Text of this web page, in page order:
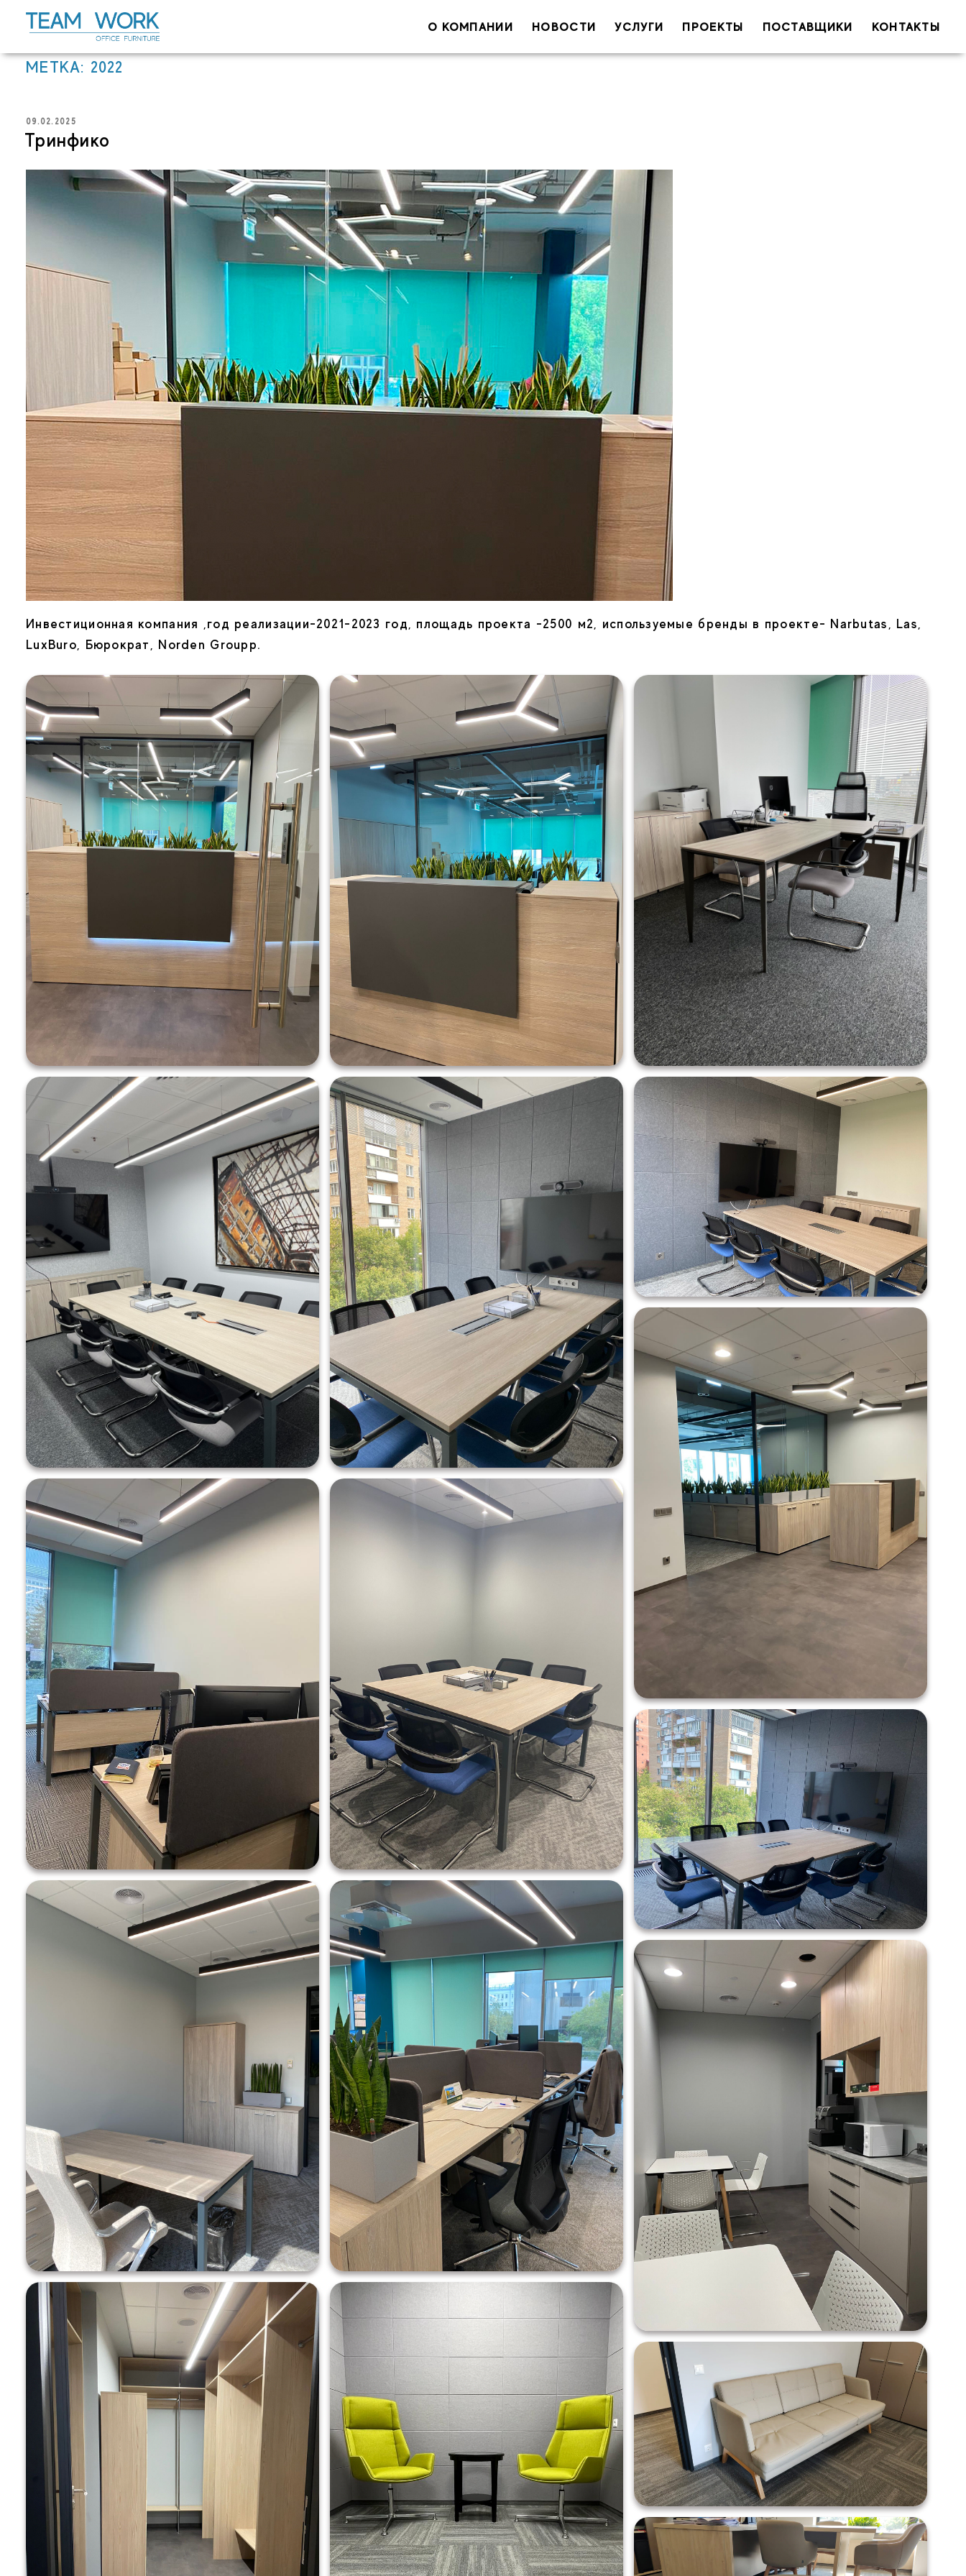
Тема
Сообщение
Перейти
содержимому
О КОМПАНИИ НОВОСТИ УСЛУГИ ПРОЕКТЫ ПОСТАВЩИКИ КОНТАКТЫ
МЕТКА: 2022
ОПУБЛИКОВАНО
09.02.2025
Тринфико
Инвестиционная компания ,год реализации-2021-2023 год, площадь проекта -2500 м2, используемые бренды в проекте- Narbutas, Las,
LuxBuro, Бюрократ, Norden Groupp.